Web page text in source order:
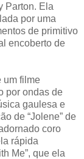
Parton. Ela
por uma
de primitivo
encoberto de
um filme
por ondas de
gaulesa e
de “Jolene” de
coro
rápida
Me”, que ela